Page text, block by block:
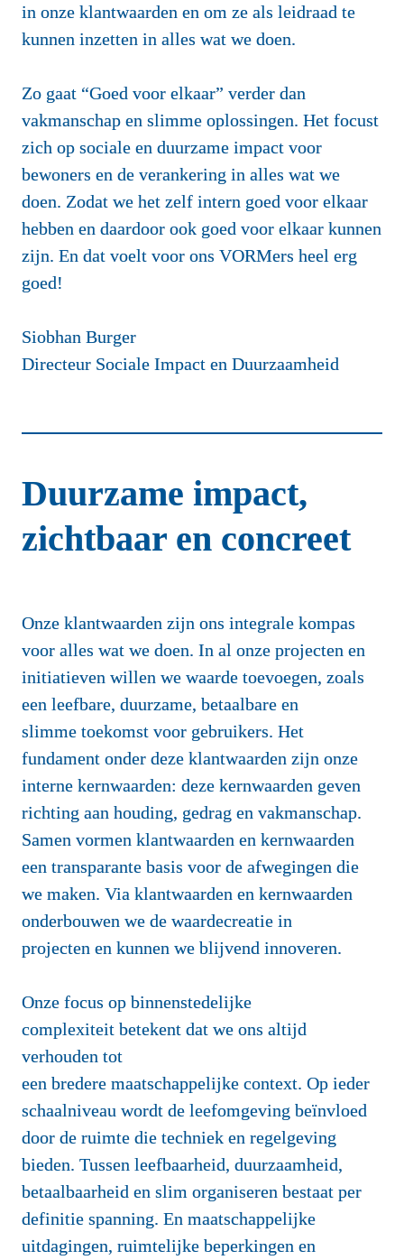
in onze klantwaarden en om ze als leidraad te
kunnen inzetten in alles wat we doen.
Zo gaat “Goed voor elkaar” verder dan
vakmanschap en slimme oplossingen. Het focust
zich op sociale en duurzame impact voor
bewoners en de verankering in alles wat we
doen. Zodat we het zelf intern goed voor elkaar
hebben en daardoor ook goed voor elkaar kunnen
zijn. En dat voelt voor ons VORMers heel erg
goed!
Siobhan Burger
Directeur Sociale Impact en Duurzaamheid
Duurzame impact,
zichtbaar en concreet
Onze klantwaarden zijn ons integrale kompas
voor alles wat we doen. In al onze projecten en
initiatieven willen we waarde toevoegen, zoals
een leefbare, duurzame, betaalbare en
slimme toekomst voor gebruikers. Het
fundament onder deze klantwaarden zijn onze
interne kernwaarden: deze kernwaarden geven
richting aan houding, gedrag en vakmanschap.
Samen vormen klantwaarden en kernwaarden
een transparante basis voor de afwegingen die
we maken. Via klantwaarden en kernwaarden
onderbouwen we de waardecreatie in
projecten en kunnen we blijvend innoveren.
Onze focus op binnenstedelijke
complexiteit betekent dat we ons altijd
verhouden tot
een bredere maatschappelijke context. Op ieder
schaalniveau wordt de leefomgeving beïnvloed
door de ruimte die techniek en regelgeving
bieden. Tussen leefbaarheid, duurzaamheid,
betaalbaarheid en slim organiseren bestaat per
definitie spanning. En maatschappelijke
uitdagingen, ruimtelijke beperkingen en